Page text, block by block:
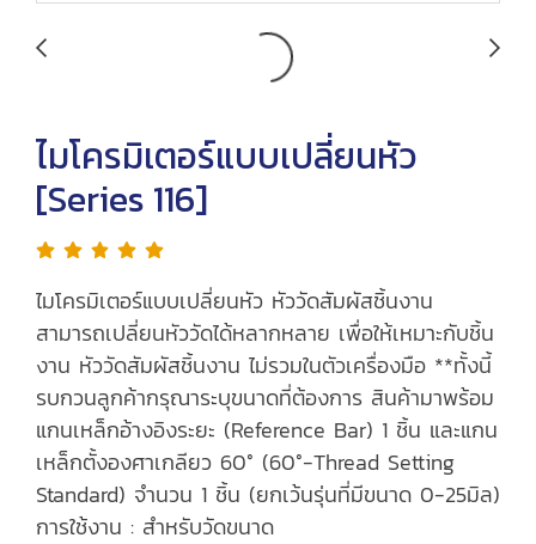
ไมโครมิเตอร์แบบเปลี่ยนหัว
[Series 116]
ไมโครมิเตอร์แบบเปลี่ยนหัว หัววัดสัมผัสชิ้นงาน
สามารถเปลี่ยนหัววัดได้หลากหลาย เพื่อให้เหมาะกับชิ้น
งาน หัววัดสัมผัสชิ้นงาน ไม่รวมในตัวเครื่องมือ **ทั้งนี้
รบกวนลูกค้ากรุณาระบุขนาดที่ต้องการ สินค้ามาพร้อม
แกนเหล็กอ้างอิงระยะ (Reference Bar) 1 ชิ้น และแกน
เหล็กตั้งองศาเกลียว 60° (60°-Thread Setting
Standard) จำนวน 1 ชิ้น (ยกเว้นรุ่นที่มีขนาด 0-25มิล)
การใช้งาน : สำหรับวัดขนาด